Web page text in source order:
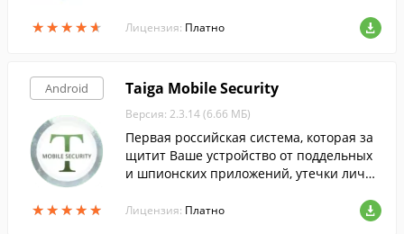
★★★★★
★★★★★ Лицензия: Платно
Android
★★★★★
★★★★★
Taiga Mobile Security
Версия: 2.3.14 (6.66 МБ)
Первая российская система, которая за
щитит Ваше устройство от поддельных
и шпионских приложений, утечки личн
ойства поможет Вам его найти.
Лицензия: Платно